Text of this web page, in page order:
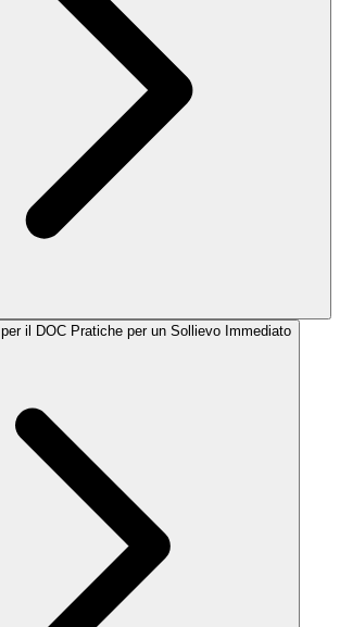
il DOC Pratiche per un Sollievo Immediato